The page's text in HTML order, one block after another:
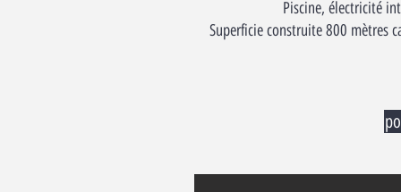
Piscine, électricité
Superficie construite 800 mètres